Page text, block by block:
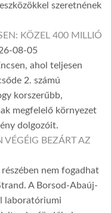
szeretnének
KÖZEL 400 MILLIÓ
08-05
ahol teljesen
2. számú
korszerűbb,
megfelelő környezet
dolgozóit.
VÉGÉIG BEZÁRT AZ
nem fogadhat
A Borsod-Abaúj-
laboratóriumi